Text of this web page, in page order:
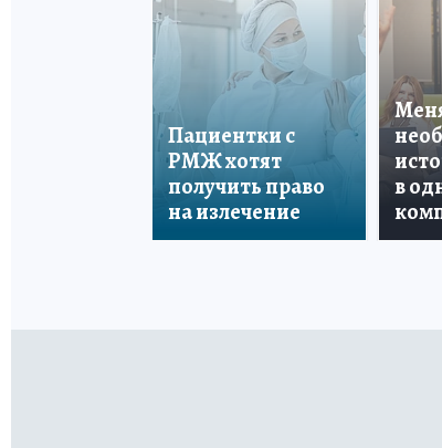
Пациентки с
РМЖ хотят
получить право
на излечение
в